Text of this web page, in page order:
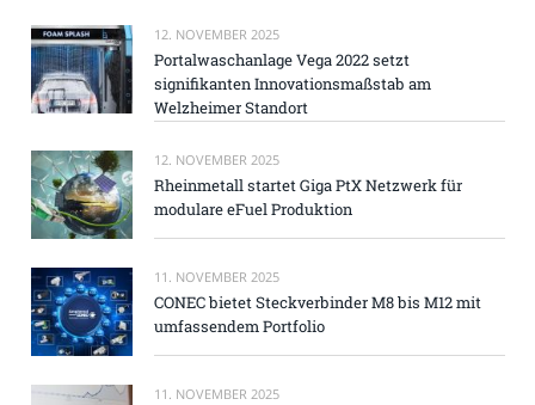
12. NOVEMBER 2025
Portalwaschanlage Vega 2022 setzt
signifikanten Innovationsmaßstab am
Welzheimer Standort
12. NOVEMBER 2025
Rheinmetall startet Giga PtX Netzwerk für
modulare eFuel Produktion
11. NOVEMBER 2025
CONEC bietet Steckverbinder M8 bis M12 mit
umfassendem Portfolio
11. NOVEMBER 2025